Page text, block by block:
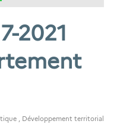
2021
Développement territorial